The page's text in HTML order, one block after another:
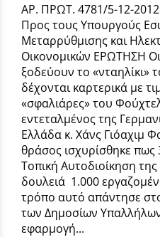
ΑΡ. ΠΡΩΤ. 4781/5-12-
Προς τους Υπουργούς
Μεταρρύθμισης και
Οικονομικών ΕΡΩΤΗΣΗ
ξοδεύουν το «νταηλίκι»
δέχονται καρτερικά με
«σφαλιάρες» του
εντεταλμένος της
Ελλάδα κ. Χάνς Γιόαχιμ
θράσος ισχυρίσθηκε πως
Τοπική Αυτοδιοίκηση
δουλειά 1.000
τρόπο αυτό απάντησε
των Δημοσίων Υπαλλήλων
εφαρμογή...